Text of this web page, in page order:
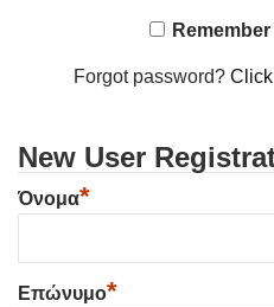
Remember
Forgot password?
New User
Όνομα*
Επώνυμο*